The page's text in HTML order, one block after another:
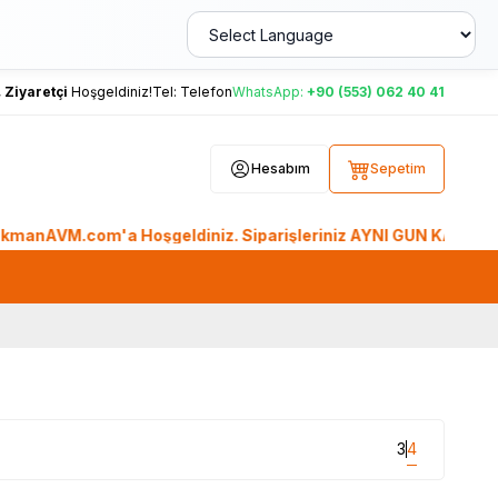
Ziyaretçi Hoşgeldiniz!Tel: TelefonWhatsApp: +90 (553) 062 40 41
Hesabım Sepetim
Hoşgeldiniz. Siparişleriniz AYNI GÜN KARGO'da.
34